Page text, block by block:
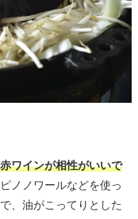
ワインが相性がいいで
ノノワールなどを使っ
、油がこってりとした